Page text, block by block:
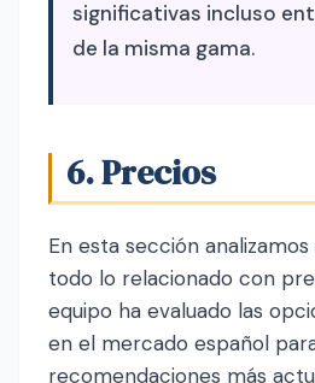
significativas incluso
de la misma gama.
6. Precios
En esta sección
todo lo relacionado con
equipo ha evaluado las
en el mercado español
recomendaciones más